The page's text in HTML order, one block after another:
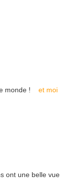
monde !
et moi
ont une belle vue